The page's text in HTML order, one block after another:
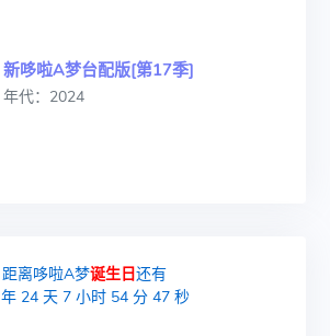
新哆啦A梦台配版[第17季]
年代：2024
距离哆啦A梦诞生日还有
年24 天7 小时54 分47 秒